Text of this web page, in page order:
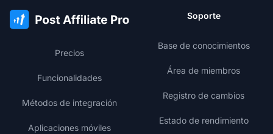
Precios
Funcionalidades
Métodos de integración
Aplicaciones móviles
Soporte
Base de conocimientos
Área de miembros
Registro de cambios
Estado de rendimiento